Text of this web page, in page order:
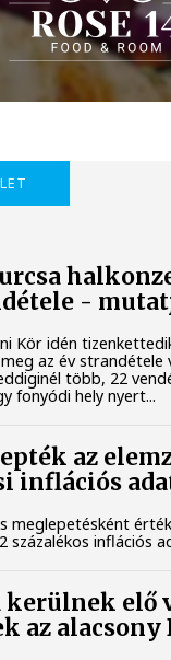
-
Kör idén
az év strandétele
több, 22
fonyódi hely nyert...
az
inflációs
meglepetésként
százalékos inflációs
kerülnek elő
az alacsony